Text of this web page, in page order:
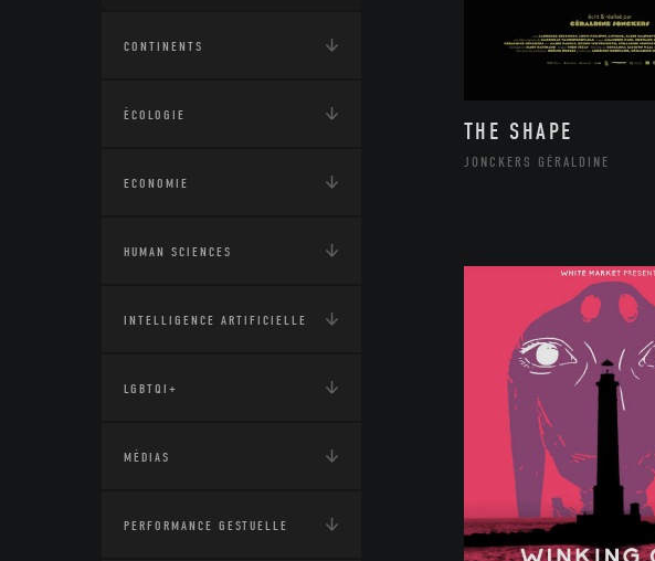
CONTINENTS
ÉCOLOGIE
ECONOMIE
HUMAN SCIENCES
INTELLIGENCE ARTIFICIELLE
LGBTQI+
MÉDIAS
PERFORMANCE GESTUELLE
THE SHAPE
JONCKERS GÉRALDINE